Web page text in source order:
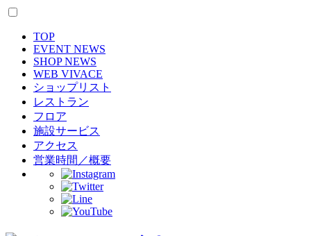
TOP
EVENT NEWS
SHOP NEWS
WEB VIVACE
ショップリスト
レストラン
フロア
施設サービス
アクセス
営業時間／概要